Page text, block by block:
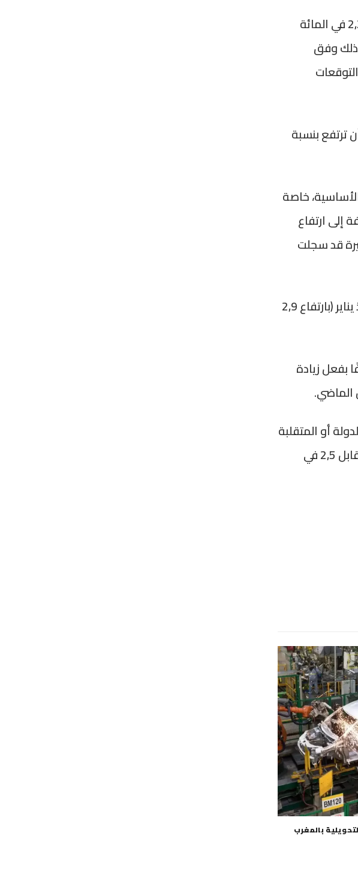
أفادت المندوبية السامية للتخطيط بأن معدل التضخم في المغرب مرشح للارتفاع إلى 2,2 في المائة
وذلك وفق
الاقتصادية الخاصة بالفصل الرابع من سنة 2024، والتوقعات
ترتفع بنسبة
خاصة
إلى ارتفاع
كانت هذه الأخيرة قد سجلت
كما يُنتظر أن تساهم الزيادات التعريفية، خصوصًا تلك المفروضة على منتجات التبغ منذ يناير (بارتفاع 2,9
بفعل زيادة
أو المتقلبة
موسميًا، فتتوقع المندوبية أن يعرف تباطؤًا طفيفًا ليستقر في حدود 2,3 في المائة، مقابل 2,5 في
بالمغرب